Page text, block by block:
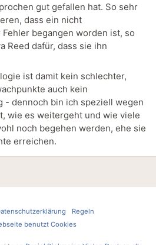
gut gefallen hat. So sehr
dass ein nicht
begangen worden ist, so
Reed dafür, dass sie ihn
ist damit kein schlechter,
auch kein
- dennoch bin ich speziell wegen
wie es weitergeht und wie viele
noch begehen werden, ehe sie
erreichen.
Regeln
benutzt Cookies